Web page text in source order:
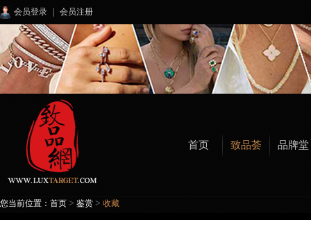
会员登录 会员注册
首页 致品荟 品牌堂
您当前位置： 首页 > 鉴赏 > 收藏